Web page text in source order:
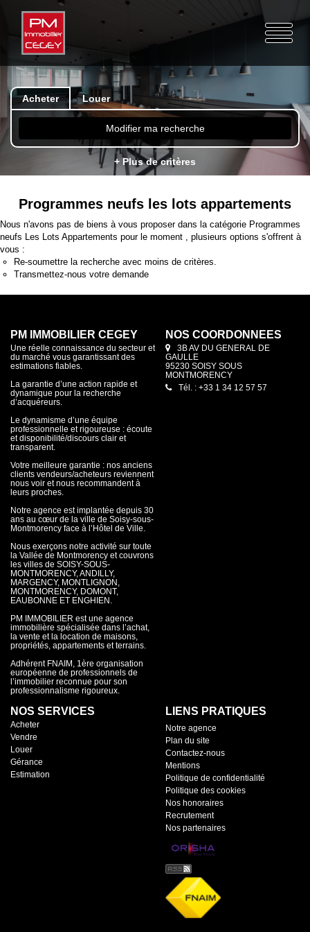
Acheter Louer
Modifier ma recherche
+ Plus de critères
Programmes neufs les lots appartements
Nous n'avons pas de biens à vous proposer dans la catégorie Programmes
neufs Les Lots Appartements pour le moment , plusieurs options s'offrent à
vous :
Re-soumettre la recherche avec moins de critères.
Transmettez-nous votre demande
PM IMMOBILIER CEGEY
Une réelle connaissance du secteur et
du marché vous garantissant des
estimations fiables.
La garantie d’une action rapide et
dynamique pour la recherche
d’acquéreurs.
Le dynamisme d’une équipe
professionnelle et rigoureuse : écoute
et disponibilité/discours clair et
transparent.
Votre meilleure garantie : nos anciens
clients vendeurs/acheteurs reviennent
nous voir et nous recommandent à
leurs proches.
Notre agence est implantée depuis 30
ans au cœur de la ville de Soisy-sous-
Montmorency face à l’Hôtel de Ville.
Nous exerçons notre activité sur toute
la Vallée de Montmorency et couvrons
les villes de SOISY-SOUS-
MONTMORENCY, ANDILLY,
MARGENCY, MONTLIGNON,
MONTMORENCY, DOMONT,
EAUBONNE ET ENGHIEN.
PM IMMOBILIER est une agence
immobilière spécialisée dans l’achat,
la vente et la location de maisons,
propriétés, appartements et terrains.
Adhérent FNAIM, 1ère organisation
européenne de professionnels de
l’immobilier reconnue pour son
professionnalisme rigoureux.
NOS COORDONNÉES
3B AV DU GENERAL DE
GAULLE
95230 SOISY SOUS
MONTMORENCY
Tél. : +33 1 34 12 57 57
NOS SERVICES
Acheter
Vendre
Louer
Gérance
Estimation
LIENS PRATIQUES
Notre agence
Plan du site
Contactez-nous
Mentions
Politique de confidentialité
Politique des cookies
Nos honoraires
Recrutement
Nos partenaires